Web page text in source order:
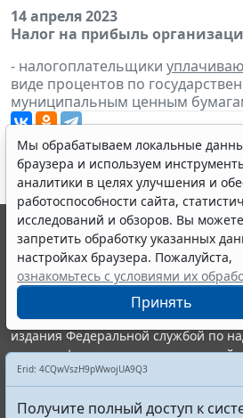
14 апреля 2023
Налог на прибыль
- налогоплательщики
виде процентов по
муниципальным ценным
Мы обрабатываем локальные
браузера и используем
аналитики в целях улучшения и
работоспособности сайта,
исследований и обзоров. Вы можете
запретить обработку указанных
настройках браузера. Пожалуйста,
ознакомьтесь с условиями их
Принять
Erid: 4CQwVszH9pWwojUA9Q3
Получите полный доступ к
© ООО "НПП "ГАРАНТ-СЕРВИС", 2026.
выпускается с 1990 года. Компания
являются участниками Российской
информации ГАРАНТ.
Портал ГАРАНТ.РУ зарегистрирован
издания Федеральной службой по
связи,информационных технологий
коммуникаций (Роскомнадзором),
июня 2014 года.